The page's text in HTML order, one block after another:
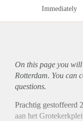
Immediately
On this page you
Rotterdam. You can
questions.
Prachtig gestoffeerd
aan het